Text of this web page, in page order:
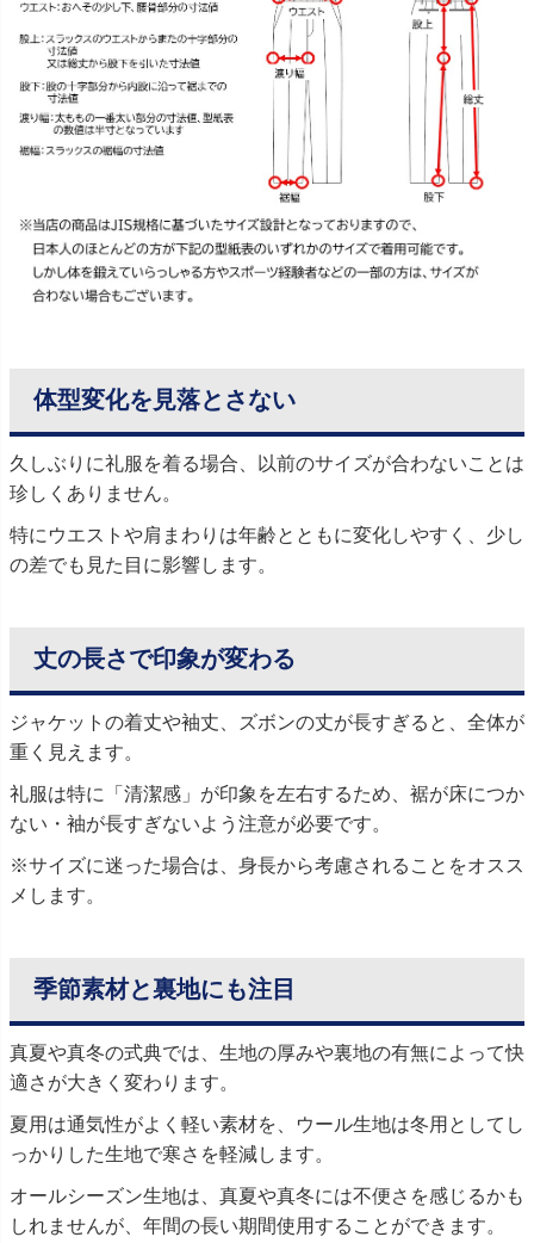
体型変化を見落とさない
久しぶりに礼服を着る場合、以前のサイズが合わないことは
珍しくありません。
特にウエストや肩まわりは年齢とともに変化しやすく、少し
の差でも見た目に影響します。
丈の長さで印象が変わる
ジャケットの着丈や袖丈、ズボンの丈が長すぎると、全体が
重く見えます。
礼服は特に「清潔感」が印象を左右するため、裾が床につか
ない・袖が長すぎないよう注意が必要です。
※サイズに迷った場合は、身長から考慮されることをオスス
メします。
季節素材と裏地にも注目
真夏や真冬の式典では、生地の厚みや裏地の有無によって快
適さが大きく変わります。
夏用は通気性がよく軽い素材を、ウール生地は冬用としてし
っかりした生地で寒さを軽減します。
オールシーズン生地は、真夏や真冬には不便さを感じるかも
しれませんが、年間の長い期間使用することができます。